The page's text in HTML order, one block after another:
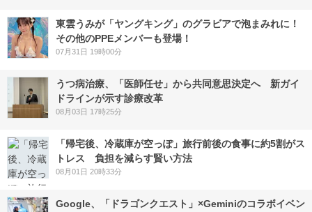
東雲うみが「ヤングキング」のグラビアで泡まみれに！
その他のPPEメンバーも登場！
07月31日 19時00分
うつ病治療、「医師任せ」から共同意思決定へ 新ガイ
ドラインが示す診療改革
08月03日 17時25分
「帰宅後、冷蔵庫が空っぽ」旅行前後の食事に約5割がス
トレス 負担を減らす賢い方法
08月01日 20時33分
Google、「ドラゴンクエスト」×Geminiのコラボイベン